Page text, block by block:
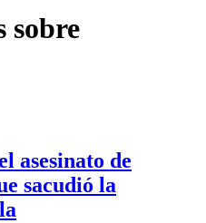
sobre
asesinato de
sacudió la